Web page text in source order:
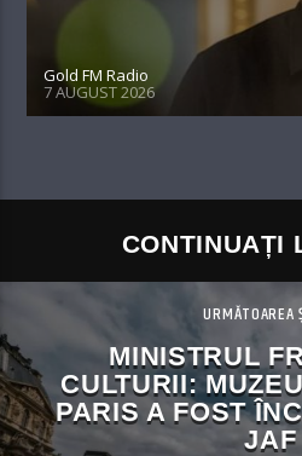
Gold FM Radio
7 AUGUST 2026
CONTINUAȚI
URMĂTOAREA
MINISTRUL
CULTURII:
PARIS A FOST
JAF